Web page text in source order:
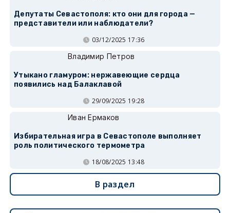
Депутаты Севастополя: кто они для города —
представители или наблюдатели?
03/12/2025 17:36
Владимир Петров
Утыкано гламуром: нержавеющие сердца
появились над Балаклавой
29/09/2025 19:28
Иван Ермаков
Избирательная игра в Севастополе выполняет
роль политического термометра
18/08/2025 13:48
В раздел